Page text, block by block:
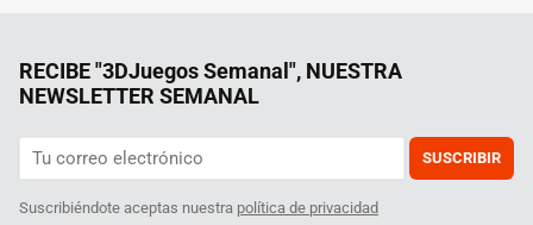
RECIBE "3DJuegos Semanal", NUESTRA
NEWSLETTER SEMANAL
SUSCRIBIR
Suscribiéndote aceptas nuestra política de privacidad